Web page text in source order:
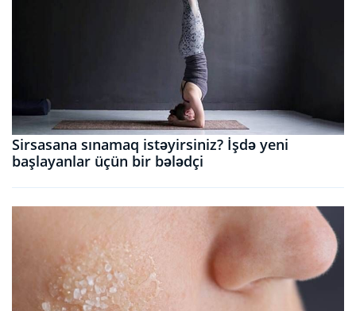
Sirsasana sınamaq istəyirsiniz? İşdə yeni
başlayanlar üçün bir bələdçi